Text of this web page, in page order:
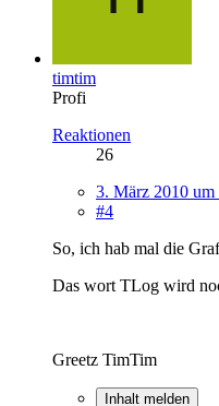
timtim
Profi
Reaktionen
26
3. März 2010 um
#4
So, ich hab mal die
Das wort TLog wird
Greetz TimTim
Inhalt melden